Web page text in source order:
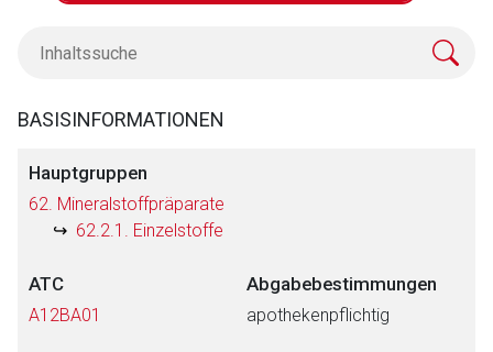
BASISINFORMATIONEN
Hauptgruppen
62. Mineralstoffpräparate
62.2.1. Einzelstoffe
ATC
A12BA01
Abgabebestimmungen
apothekenpflichtig